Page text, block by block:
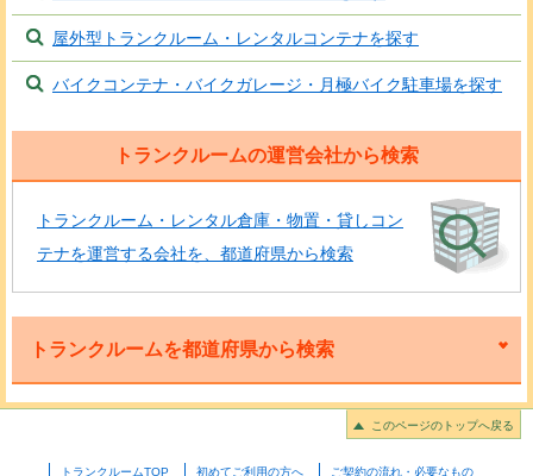
屋外型トランクルーム・レンタルコンテナを探す
バイクコンテナ・バイクガレージ・月極バイク駐車場を探す
トランクルームの運営会社から検索
トランクルーム・レンタル倉庫・物置・貸しコン
テナを運営する会社を、都道府県から検索
トランクルームを都道府県から検索
このページのトップへ戻る
トランクルームTOP 初めてご利用の方へ ご契約の流れ・必要なもの